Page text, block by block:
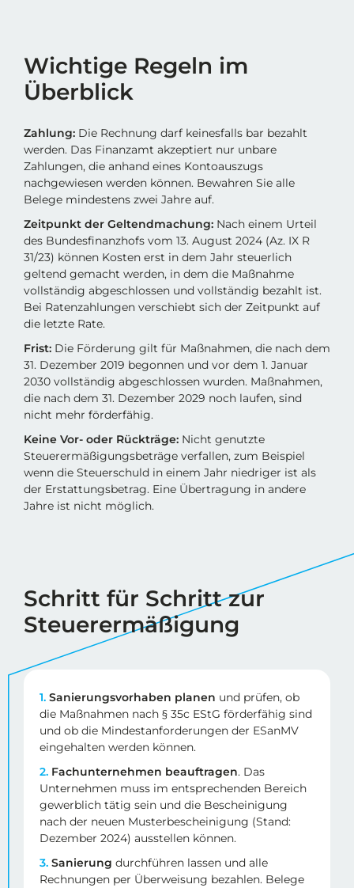
Wichtige Regeln im
Überblick
Zahlung: Die Rechnung darf keinesfalls bar bezahlt
werden. Das Finanzamt akzeptiert nur unbare
Zahlungen, die anhand eines Kontoauszugs
nachgewiesen werden können. Bewahren Sie alle
Belege mindestens zwei Jahre auf.
Zeitpunkt der Geltendmachung: Nach einem Urteil
des Bundesfinanzhofs vom 13. August 2024 (Az. IX R
31/23) können Kosten erst in dem Jahr steuerlich
geltend gemacht werden, in dem die Maßnahme
vollständig abgeschlossen und vollständig bezahlt ist.
Bei Ratenzahlungen verschiebt sich der Zeitpunkt auf
die letzte Rate.
Frist: Die Förderung gilt für Maßnahmen, die nach dem
31. Dezember 2019 begonnen und vor dem 1. Januar
2030 vollständig abgeschlossen wurden. Maßnahmen,
die nach dem 31. Dezember 2029 noch laufen, sind
nicht mehr förderfähig.
Keine Vor- oder Rückträge: Nicht genutzte
Steuerermäßigungsbeträge verfallen, zum Beispiel
wenn die Steuerschuld in einem Jahr niedriger ist als
der Erstattungsbetrag. Eine Übertragung in andere
Jahre ist nicht möglich.
Schritt für Schritt zur
Steuerermäßigung
1. Sanierungsvorhaben planen und prüfen, ob
die Maßnahmen nach § 35c EStG förderfähig sind
und ob die Mindestanforderungen der ESanMV
eingehalten werden können.
2. Fachunternehmen beauftragen. Das
Unternehmen muss im entsprechenden Bereich
gewerblich tätig sein und die Bescheinigung
nach der neuen Musterbescheinigung (Stand:
Dezember 2024) ausstellen können.
3. Sanierung durchführen lassen und alle
Rechnungen per Überweisung bezahlen. Belege